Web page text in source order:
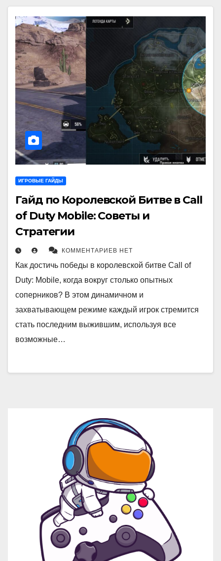
ИГРОВЫЕ ГАЙДЫ
Гайд по Королевской Битве в Call
of Duty Mobile: Советы и
Стратегии
КОММЕНТАРИЕВ НЕТ
Как достичь победы в королевской битве Call of
Duty: Mobile, когда вокруг столько опытных
соперников? В этом динамичном и
захватывающем режиме каждый игрок стремится
стать последним выжившим, используя все
возможные…